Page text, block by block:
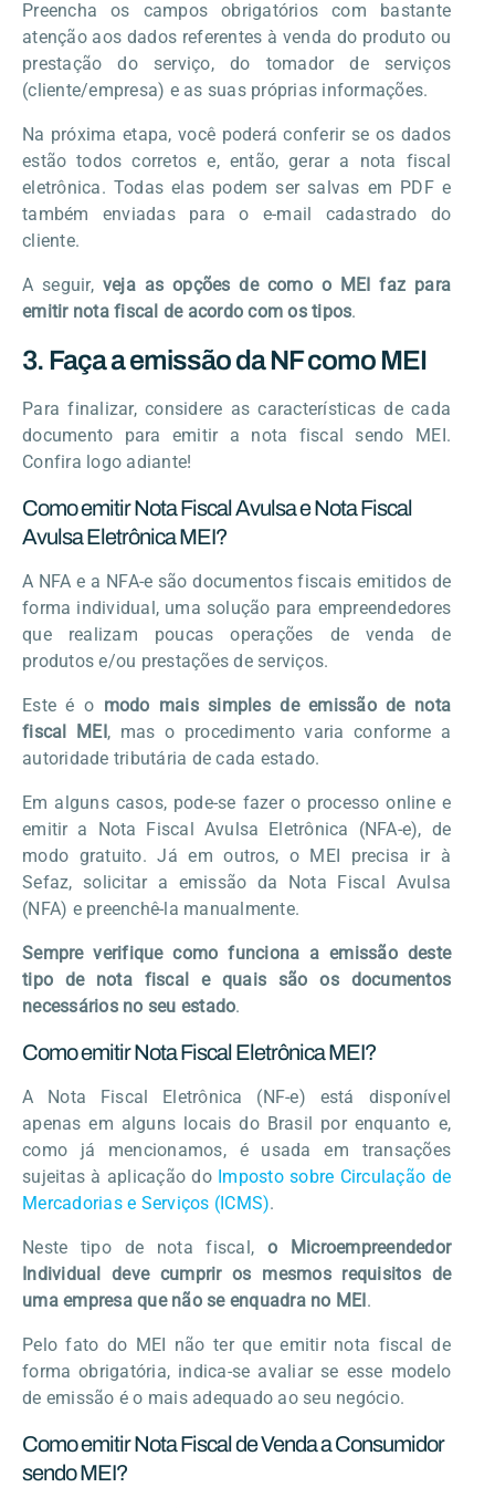
Preencha os campos obrigatórios com bastante
atenção aos dados referentes à venda do produto ou
prestação do serviço, do tomador de serviços
(cliente/empresa) e as suas próprias informações.
Na próxima etapa, você poderá conferir se os dados
estão todos corretos e, então, gerar a nota fiscal
eletrônica. Todas elas podem ser salvas em PDF e
também enviadas para o e-mail cadastrado do
cliente.
A seguir, veja as opções de como o MEI faz para
emitir nota fiscal de acordo com os tipos.
3. Faça a emissão da NF como MEI
Para finalizar, considere as características de cada
documento para emitir a nota fiscal sendo MEI.
Confira logo adiante!
Como emitir Nota Fiscal Avulsa e Nota Fiscal
Avulsa Eletrônica MEI?
A NFA e a NFA-e são documentos fiscais emitidos de
forma individual, uma solução para empreendedores
que realizam poucas operações de venda de
produtos e/ou prestações de serviços.
Este é o modo mais simples de emissão de nota
fiscal MEI, mas o procedimento varia conforme a
autoridade tributária de cada estado.
Em alguns casos, pode-se fazer o processo online e
emitir a Nota Fiscal Avulsa Eletrônica (NFA-e), de
modo gratuito. Já em outros, o MEI precisa ir à
Sefaz, solicitar a emissão da Nota Fiscal Avulsa
(NFA) e preenchê-la manualmente.
Sempre verifique como funciona a emissão deste
tipo de nota fiscal e quais são os documentos
necessários no seu estado.
Como emitir Nota Fiscal Eletrônica MEI?
A Nota Fiscal Eletrônica (NF-e) está disponível
apenas em alguns locais do Brasil por enquanto e,
como já mencionamos, é usada em transações
sujeitas à aplicação do Imposto sobre Circulação de
Mercadorias e Serviços (ICMS).
Neste tipo de nota fiscal, o Microempreendedor
Individual deve cumprir os mesmos requisitos de
uma empresa que não se enquadra no MEI.
Pelo fato do MEI não ter que emitir nota fiscal de
forma obrigatória, indica-se avaliar se esse modelo
de emissão é o mais adequado ao seu negócio.
Como emitir Nota Fiscal de Venda a Consumidor
sendo MEI?